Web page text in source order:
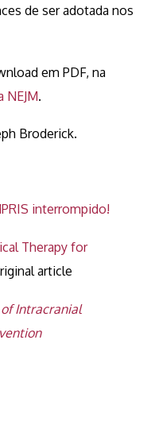
de ser adotada nos
em PDF, na
NEJM.
Broderick.
interrompido!
Therapy for
article
Intracranial